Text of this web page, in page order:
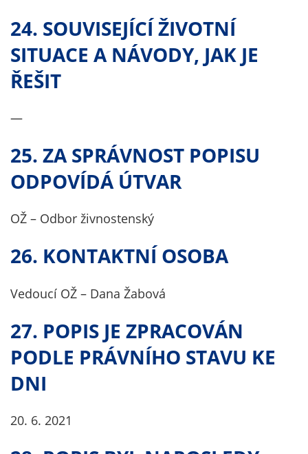
24. SOUVISEJÍCÍ ŽIVOTNÍ
SITUACE A NÁVODY, JAK JE
ŘEŠIT
—
25. ZA SPRÁVNOST POPISU
ODPOVÍDÁ ÚTVAR
OŽ – Odbor živnostenský
26. KONTAKTNÍ OSOBA
Vedoucí OŽ – Dana Žabová
27. POPIS JE ZPRACOVÁN
PODLE PRÁVNÍHO STAVU KE
DNI
20. 6. 2021